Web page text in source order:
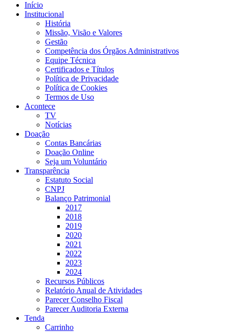
Início
Institucional
História
Missão, Visão e Valores
Gestão
Competência dos Órgãos Administrativos
Equipe Técnica
Certificados e Títulos
Política de Privacidade
Política de Cookies
Termos de Uso
Acontece
TV
Notícias
Doação
Contas Bancárias
Doação Online
Seja um Voluntário
Transparência
Estatuto Social
CNPJ
Balanço Patrimonial
2017
2018
2019
2020
2021
2022
2023
2024
Recursos Públicos
Relatório Anual de Atividades
Parecer Conselho Fiscal
Parecer Auditoria Externa
Tenda
Carrinho